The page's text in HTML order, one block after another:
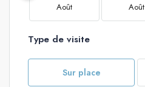
Août Août
Type de visite
Sur place